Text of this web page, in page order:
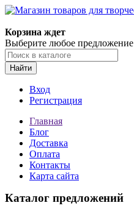
Корзина ждет
Выберите любое предложение
Найти
Вход
Регистрация
Главная
Блог
Доставка
Оплата
Контакты
Карта сайта
Каталог предложений